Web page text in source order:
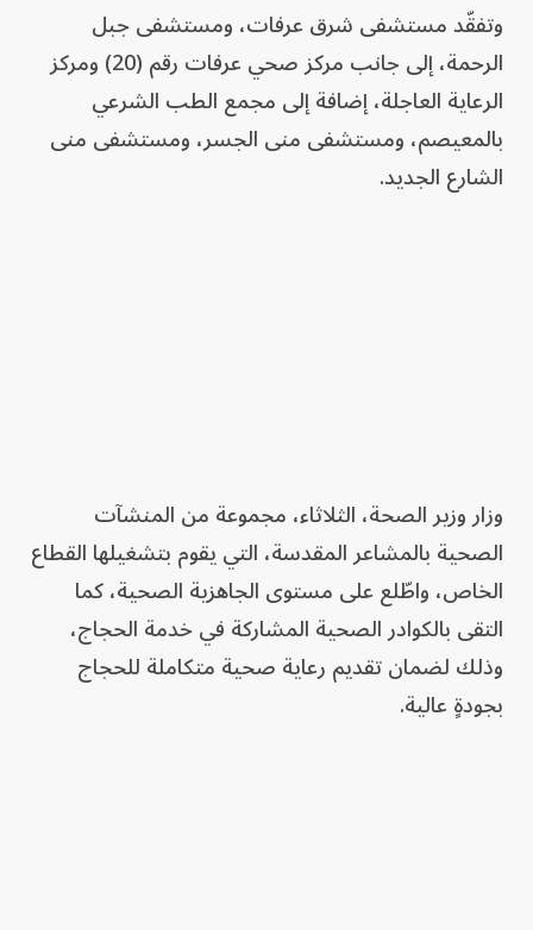
وتفقّد مستشفى شرق عرفات، ومستشفى جبل
الرحمة، إلى جانب مركز صحي عرفات رقم (20) ومركز
الرعاية العاجلة، إضافة إلى مجمع الطب الشرعي
بالمعيصم، ومستشفى منى الجسر، ومستشفى منى
الشارع الجديد.
وزار وزير الصحة، الثلاثاء، مجموعة من المنشآت
الصحية بالمشاعر المقدسة، التي يقوم بتشغيلها القطاع
الخاص، واطّلع على مستوى الجاهزية الصحية، كما
التقى بالكوادر الصحية المشاركة في خدمة الحجاج،
وذلك لضمان تقديم رعاية صحية متكاملة للحجاج
بجودةٍ عالية.